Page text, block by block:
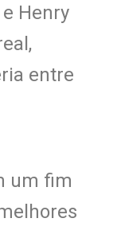
Henry
entre
um fim